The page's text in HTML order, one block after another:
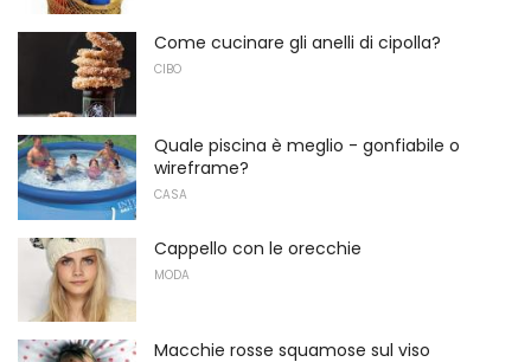
Come cucinare gli anelli di cipolla?
CIBO
Quale piscina è meglio - gonfiabile o
wireframe?
CASA
Cappello con le orecchie
MODA
Macchie rosse squamose sul viso